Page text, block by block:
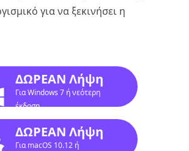
για να ξεκινήσει η
ΔΩΡΕΑΝ Λήψη
Για Windows 7 ή νεότερη
έκδοση
ΔΩΡΕΑΝ Λήψη
Για macOS 10.12 ή